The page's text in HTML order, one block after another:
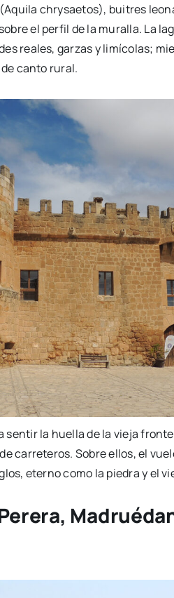
chrysaetos), buitres
el perfil de la muralla. La
reales, garzas y limícolas;
canto rural.
sentir la huella de la vieja
carreteros. Sobre ellos, el
eterno como la piedra y el